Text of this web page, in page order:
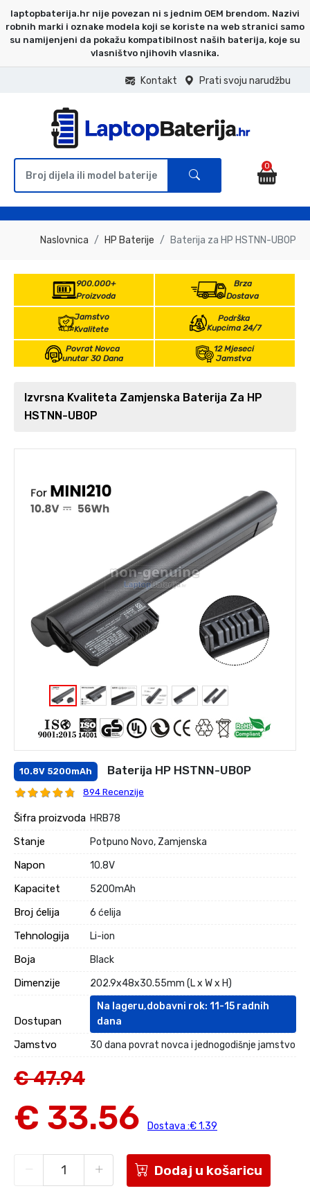
laptopbaterija.hr nije povezan ni s jednim OEM brendom. Nazivi
robnih marki i oznake modela koji se koriste na web stranici samo
su namijenjeni da pokažu kompatibilnost naših baterija, koje su
vlasništvo njihovih vlasnika.
Prati svoju narudžbu
Kontakt
0
Naslovnica HP Baterije Baterija za HP HSTNN-UB0P
900.000+
Proizvoda
Brza
Dostava
Jamstvo
Kvalitete
Podrška
Kupcima 24/7
Povrat Novca
unutar 30 Dana
12 Mjeseci
Jamstva
Izvrsna Kvaliteta Zamjenska Baterija Za HP
HSTNN-UB0P
10.8V 5200mAh Baterija HP HSTNN-UB0P
894 Recenzije
Šifra proizvoda HRB78
Stanje Potpuno Novo, Zamjenska
Napon 10.8V
Kapacitet 5200mAh
Broj ćelija 6 ćelija
Tehnologija Li-ion
Boja Black
Dimenzije 202.9x48x30.55mm (L x W x H)
Dostupan
Na lageru,dobavni rok: 11-15 radnih
dana
Jamstvo 30 dana povrat novca i jednogodišnje jamstvo
€ 47.94
€ 33.56 Dostava :€ 1.39
Dodaj u košaricu